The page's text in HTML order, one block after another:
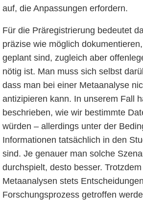
auf, die Anpassungen erfordern.
Für die Präregistrierung bedeutet
präzise wie möglich
geplant sind, zugleich aber
nötig ist. Man muss sich selbst
dass man bei einer Metaanalyse
antizipieren kann. In unserem Fall
beschrieben, wie wir bestimmte
würden – allerdings unter der
Informationen tatsächlich in den
sind. Je genauer man solche
durchspielt, desto besser.
Metaanalysen stets
Forschungsprozess getroffen